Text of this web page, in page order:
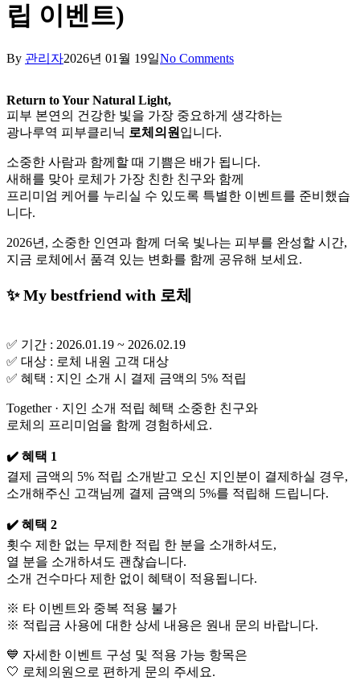
립 이벤트)
By 관리자2026년 01월 19일No Comments
Return to Your Natural Light,
피부 본연의 건강한 빛을 가장 중요하게 생각하는
광나루역 피부클리닉 로체의원 입니다.
소중한 사람과 함께할 때 기쁨은 배가 됩니다.
새해를 맞아 로체가 가장 친한 친구와 함께
프리미엄 케어를 누리실 수 있도록 특별한 이벤트를 준비했습
니다.
2026년, 소중한 인연과 함께 더욱 빛나는 피부를 완성할 시간,
지금 로체에서 품격 있는 변화를 함께 공유해 보세요.
✨ My bestfriend with 로체
✅ 기간 : 2026.01.19 ~ 2026.02.19
✅ 대상 : 로체 내원 고객 대상
✅ 혜택 : 지인 소개 시 결제 금액의 5% 적립
Together · 지인 소개 적립 혜택 소중한 친구와
로체의 프리미엄을 함께 경험하세요.
✔️ 혜택 1
결제 금액의 5% 적립 소개받고 오신 지인분이 결제하실 경우,
소개해주신 고객님께 결제 금액의 5%를 적립해 드립니다.
✔️ 혜택 2
횟수 제한 없는 무제한 적립 한 분을 소개하셔도,
열 분을 소개하셔도 괜찮습니다.
소개 건수마다 제한 없이 혜택이 적용됩니다.
※ 타 이벤트와 중복 적용 불가
※ 적립금 사용에 대한 상세 내용은 원내 문의 바랍니다.
💙 자세한 이벤트 구성 및 적용 가능 항목은
🤍 로체의원으로 편하게 문의 주세요.